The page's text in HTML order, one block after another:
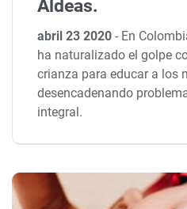
Aldeas.
abril 23 2020- En
ha naturalizado el golpe
crianza para educar a los
desencadenando
integral.